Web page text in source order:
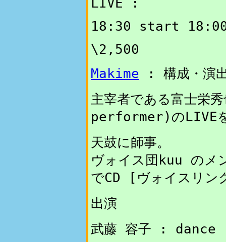
18:30 start
\2,500
Makime : 構成・演
主宰者である富士栄
performer)のLIVE
天鼓に師事。
ヴォイス団kuu のメ
でCD [ヴォイスリン
出演
武藤 容子 : dance